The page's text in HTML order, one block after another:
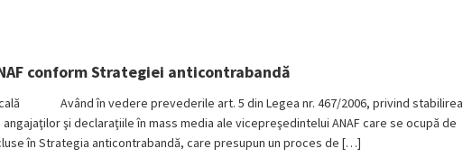
conform Strategiei anticontrabandă
Având în vedere prevederile art. 5 din Legea nr. 467/2006, privind stabilirea
şi declaraţiile în mass media ale vicepreşedintelui ANAF care se ocupă de
în Strategia anticontrabandă, care presupun un proces de […]